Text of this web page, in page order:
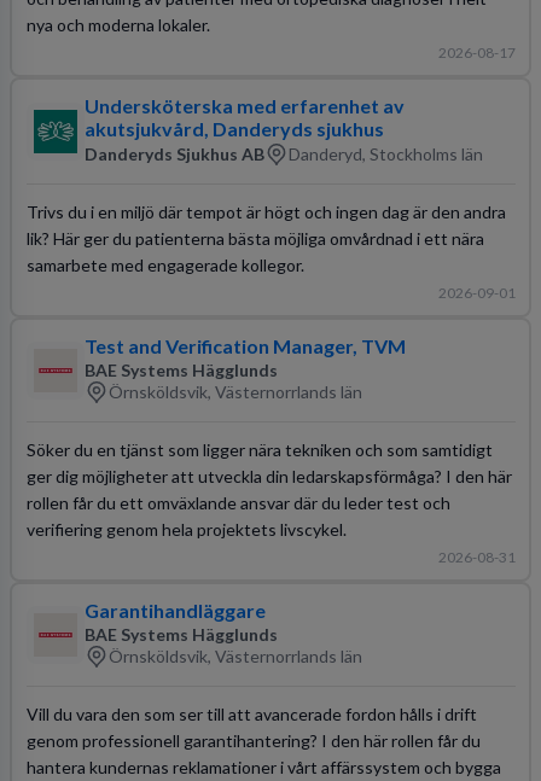
nya och moderna lokaler.
2026-08-17
Undersköterska med erfarenhet av
akutsjukvård, Danderyds sjukhus
Danderyds Sjukhus AB Danderyd, Stockholms län
Trivs du i en miljö där tempot är högt och ingen dag är den andra
lik? Här ger du patienterna bästa möjliga omvårdnad i ett nära
samarbete med engagerade kollegor.
2026-09-01
Test and Verification Manager, TVM
BAE Systems Hägglunds
Örnsköldsvik, Västernorrlands län
Söker du en tjänst som ligger nära tekniken och som samtidigt
ger dig möjligheter att utveckla din ledarskapsförmåga? I den här
rollen får du ett omväxlande ansvar där du leder test och
verifiering genom hela projektets livscykel.
2026-08-31
Garantihandläggare
BAE Systems Hägglunds
Örnsköldsvik, Västernorrlands län
Vill du vara den som ser till att avancerade fordon hålls i drift
genom professionell garantihantering? I den här rollen får du
hantera kundernas reklamationer i vårt affärssystem och bygga